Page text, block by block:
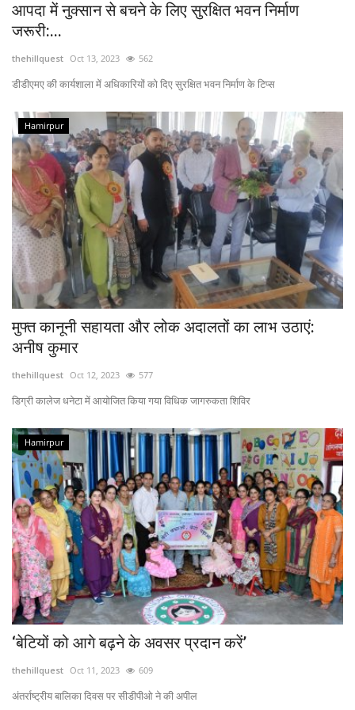
आपदा में नुक्सान से बचने के लिए सुरक्षित भवन निर्माण
जरूरी:...
thehillquest Oct 13, 2023 562
डीडीएमए की कार्यशाला में अधिकारियों को दिए सुरक्षित भवन निर्माण के टिप्स
Hamirpur
मुफ्त कानूनी सहायता और लोक अदालतों का लाभ उठाएं:
अनीष कुमार
thehillquest Oct 12, 2023 577
डिग्री कालेज धनेटा में आयोजित किया गया विधिक जागरुकता शिविर
Hamirpur
‘बेटियों को आगे बढ़ने के अवसर प्रदान करें’
thehillquest Oct 11, 2023 609
अंतर्राष्ट्रीय बालिका दिवस पर सीडीपीओ ने की अपील